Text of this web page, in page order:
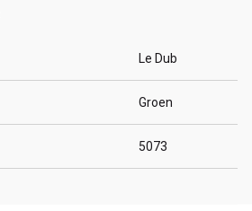
Le Dub
Groen
5073